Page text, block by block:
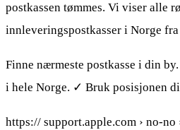
postkassen tømmes. Vi viser alle
innleveringspostkasser i Norge fra
Finne nærmeste postkasse i din
i hele Norge. ✓ Bruk posisjonen
https:// support.apple.com › no-no